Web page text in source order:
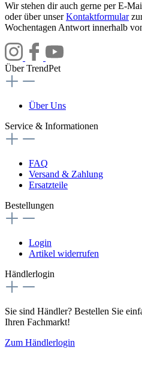
Wir stehen dir auch gerne per E-
oder über unserKontaktformular
Wochentagen Antwort innerhalb
Über TrendPet
Über Uns
Service & Informationen
FAQ
Versand & Zahlung
Ersatzteile
Bestellungen
Login
Artikel widerrufen
Händlerlogin
Sie sind Händler? Bestellen Sie
Ihren Fachmarkt!
Zum Händlerlogin